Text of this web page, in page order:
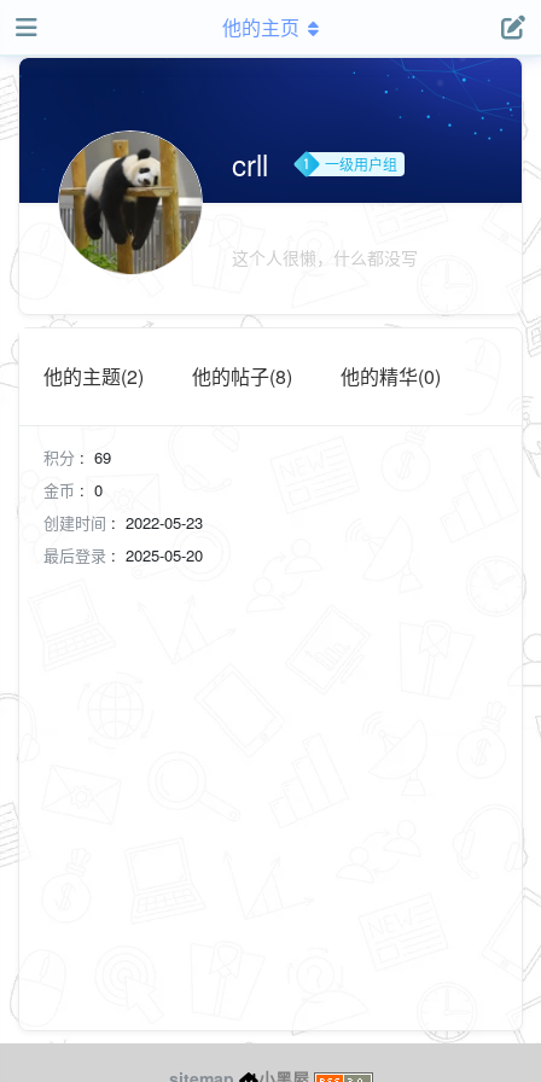
他的主页
crll 一级用户组
这个人很懒，什么都没写
他的主题(2) 他的帖子(8) 他的精华(0)
积分 : 69
金币 : 0
创建时间 : 2022-05-23
最后登录 : 2025-05-20